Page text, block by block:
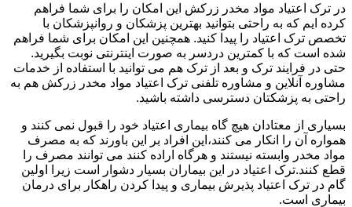
در ترک اعتیاد مواد مخدر زرکش این امکان را برای شما فراهم
کرده ایم که به راحتی بتوانید بهترین پزشکان و روانپزشکان با
تخصص ترک اعتیاد را پیدا کنید. همچنین این امکان برای شما فراهم
شده است که با کمترین دردسر به صورت اینترنتی نوبت بگیرید.
حتی در فرایند ترک و بعد از ترک هم می توانید با استفاده از خدمات
مشاوره آنلاین و مشاوره تلفنی ترک اعتیاد مواد مخدر زرکش هم به
راحتی به پزشکتان دسترسی داشته باشید.
بسیاری از معتادان هیچ گاه بیماری اعتیاد خود را قبول نمی کنند و
همواره آن را انکار می کنند،این افراد بر این باورند که به مصرف
مواد مخدر وابسته نیستند و هرگاه اراده کنند می توانند مصرف را
قطع کنند.ترک اعتیاد در این بیماران بسیار دشوار است زیرا اولین
گام در ترک اعتیاد پذیرش بیماری و پیدا کردن راهکار برای درمان
بیماری است.